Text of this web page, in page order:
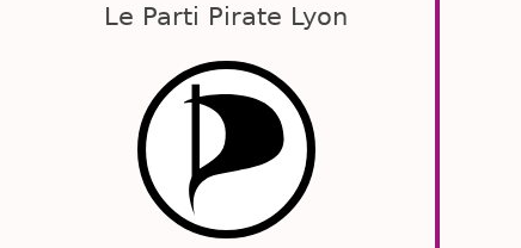
Le Parti Pirate Lyon